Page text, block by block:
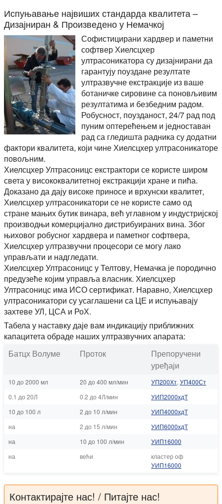
Испуњавање највиших стандарда квалитета –
Дизајниран & Произведено у Немачкој
Софистицирани хардвер и паметни
софтвер Хиелсцхер
ултрасоникатора су дизајнирани да
гарантују поуздане резултате
ултразвучне екстракције из ваше
ботаничке сировине са поновљивим
резултатима и безбедним радом.
Робусност, поузданост, 24/7 рад под
пуним оптерећењем и једноставан
рад са гледишта радника су додатни
фактори квалитета, који чине Хиелсцхер ултрасоникаторе
повољним.
Хиелсцхер Ултрасоницс екстрактори се користе широм
света у висококвалитетној екстракцији хране и пића.
Доказано да дају високе приносе и врхунски квалитет,
Хиелсцхер ултрасоникатори се не користе само од
стране мањих бутик винара, већ углавном у индустријској
производњи комерцијално дистрибуираних вина. Због
њиховог робусног хардвера и паметног софтвера,
Хиелсцхер ултразвучни процесори се могу лако
управљати и надгледати.
Хиелсцхер Ултрасоницс у Телтову, Немачка је породично
предузеће којим управља власник. Хиелсцхер
Ултрасоницс има ИСО сертификат. Наравно, Хиелсцхер
ултрасоникатори су усаглашени са ЦЕ и испуњавају
захтеве УЛ, ЦСА и РоХ.
Табела у наставку даје вам индикацију приближних
капацитета обраде наших ултразвучних апарата:
Батцх Волуме
Проток
Препоручени
уређаји
10 до 2000 мл 20 до 400 мл/мин УП200Хт, УП400Ст
0.1 до 20Л
0.2 до 4Л/мин
УИП2000хдТ
10 до 100 л
2 до 10 л/мин
УИП4000хдТ
на
2 до 15 л/мин
УИП6000хдТ
на
10 до 100 л/мин
УИП16000
на
већи
кластер оф
УИП16000
Контактирајте нас! / Питајте нас!